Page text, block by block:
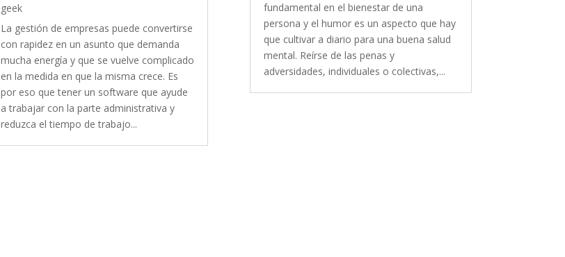
geek
La gestión de empresas puede convertirse
con rapidez en un asunto que demanda
mucha energía y que se vuelve complicado
en la medida en que la misma crece. Es
por eso que tener un software que ayude
a trabajar con la parte administrativa y
reduzca el tiempo de trabajo...
fundamental en el bienestar de una
persona y el humor es un aspecto que hay
que cultivar a diario para una buena salud
mental. Reírse de las penas y
adversidades, individuales o colectivas,...